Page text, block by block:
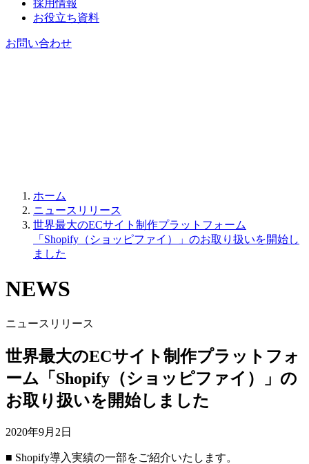
採用情報
お役立ち資料
お問い合わせ
ホーム
ニュースリリース
世界最大のECサイト制作プラットフォーム
「Shopify（ショッピファイ）」のお取り扱いを開始し
ました
NEWS
ニュースリリース
世界最大のECサイト制作プラットフォ
ーム「Shopify（ショッピファイ）」の
お取り扱いを開始しました
2020年9月2日
■ Shopify導入実績の一部をご紹介いたします。